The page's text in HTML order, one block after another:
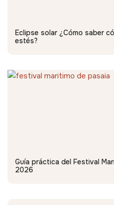
Eclipse solar ¿Cómo saber
estés?
Guía práctica del Festival
2026